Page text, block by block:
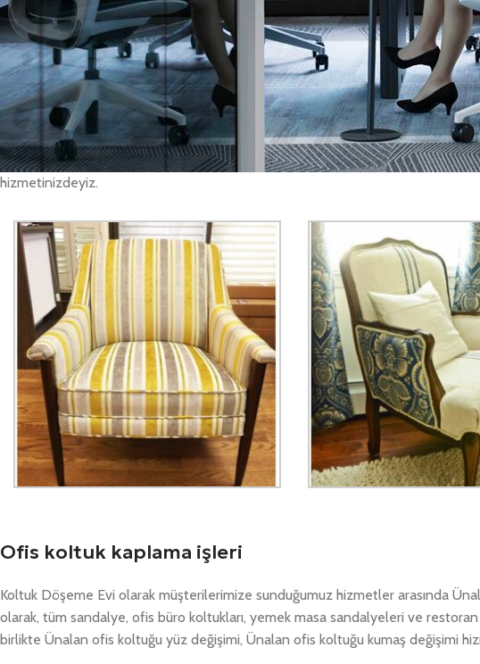
ekiplerimize güvenle yaptırabilirsiniz. Yapılan tüm işlemleri, taahhüt ettiğimiz
Ofis koltuk tamiri işleri
Ünalan Ofis Koltuk Tamiri olarak, ofisinizde ve evinizde kullandığınız
yerinizden alıyoruz. Değişiklik yapılması istediğiniz Ünalan ofis koltuğu tamiri
beğendiğinizi seçiyorsunuz, değişimini de yaptıktan sonra evinize/işyerinize
ilk aldığınız gün gibi yeni bir görünüme kavuşturuyoruz. Ünalan ofis koltuğu
hizmetinizdeyiz.
Ofis koltuk kaplama işleri
Koltuk Döşeme Evi olarak müşterilerimize sunduğumuz hizmetler arasında
olarak, tüm sandalye, ofis büro koltukları, yemek masa sandalyeleri ve
birlikte Ünalan ofis koltuğu yüz değişimi, Ünalan ofis koltuğu kumaş değişimi